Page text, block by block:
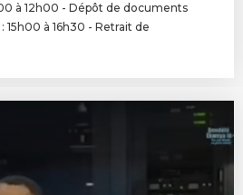
à 12h00 - Dépôt de documents
15h00 à 16h30 - Retrait de